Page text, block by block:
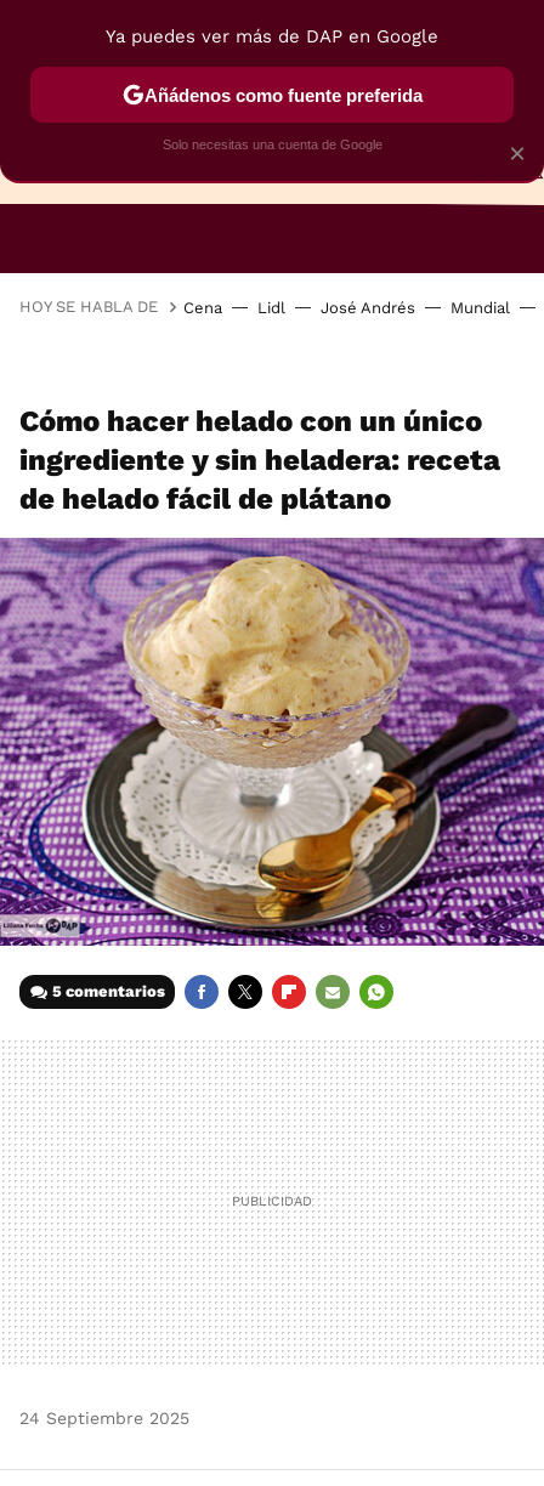
HOY SE HABLA DE Cena Lidl José Andrés Mundial
Cómo hacer helado con un único
ingrediente y sin heladera: receta
de helado fácil de plátano
5 comentarios
MAIL
24 Septiembre 2025
×
Ya puedes ver más de DAP en Google
Añádenos como fuente preferida
Solo necesitas una cuenta de Google